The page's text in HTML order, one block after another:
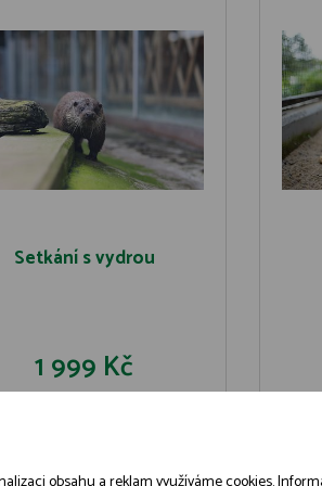
Setkání s vydrou
1 999 Kč